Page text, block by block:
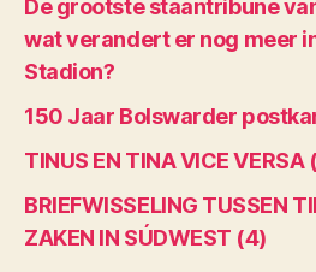
De grootste staantribune
wat verandert er nog meer
Stadion?
150 Jaar Bolswarder
TINUS EN TINA VICE VERSA
BRIEFWISSELING TUSSEN
ZAKEN IN SÚDWEST (4)